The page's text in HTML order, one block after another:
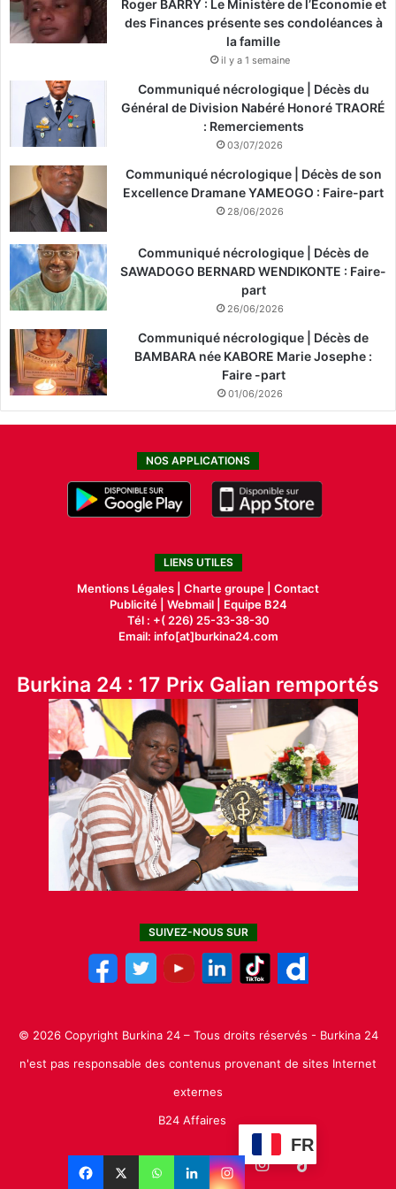
Roger BARRY : Le Ministère de l’Économie et
des Finances présente ses condoléances à
la famille
il y a 1 semaine
Communiqué nécrologique | Décès du
Général de Division Nabéré Honoré TRAORÉ
: Remerciements
03/07/2026
Communiqué nécrologique | Décès de son
Excellence Dramane YAMEOGO : Faire-part
28/06/2026
Communiqué nécrologique | Décès de
SAWADOGO BERNARD WENDIKONTE : Faire-
part
26/06/2026
Communiqué nécrologique | Décès de
BAMBARA née KABORE Marie Josephe :
Faire -part
01/06/2026
NOS APPLICATIONS
LIENS UTILES
Mentions Légales | Charte groupe | Contact
Publicité| Webmail |
Equipe B24
Tél : +( 226) 25-33-38-30
Email: info[at]burkina24.com
Burkina 24 : 17 Prix Galian remportés
SUIVEZ-NOUS SUR
© 2026 Copyright Burkina 24 – Tous droits réservés - Burkina 24
n'est pas responsable des contenus provenant de sites Internet
externes
B24 Affaires
FR
Facebook LinkedinYouTubeInstagram
TikTok